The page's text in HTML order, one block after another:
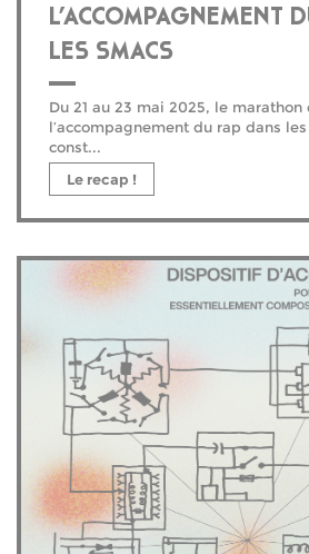
L’ACCOMPAGNEMENT
LES SMACS
Du 21 au 23 mai 2025, le
l’accompagnement du rap dans
const...
Le recap !